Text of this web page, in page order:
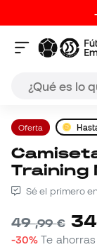
Oferta
Camiseta adidas Italia
Training
Sé el primero
49,99 € 34
-30% Te